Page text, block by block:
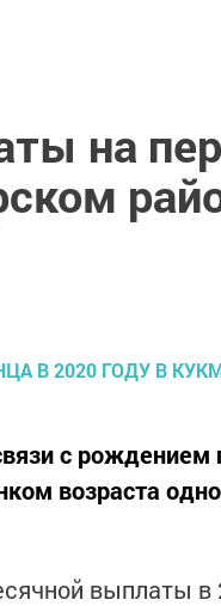
на
с рождением
возраста
выплаты в